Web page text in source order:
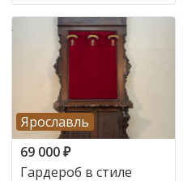
Ярославль
69 000₽
Гардероб в стиле